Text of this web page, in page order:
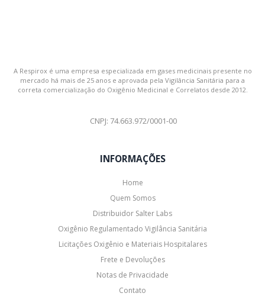
A Respirox é uma empresa especializada em gases medicinais presente no
mercado há mais de 25 anos e aprovada pela Vigilância Sanitária para a
correta comercialização do Oxigênio Medicinal e Correlatos desde 2012.
CNPJ: 74.663.972/0001-00
INFORMAÇÕES
Home
Quem Somos
Distribuidor Salter Labs
Oxigênio Regulamentado Vigilância Sanitária
Licitações Oxigênio e Materiais Hospitalares
Frete e Devoluções
Notas de Privacidade
Contato